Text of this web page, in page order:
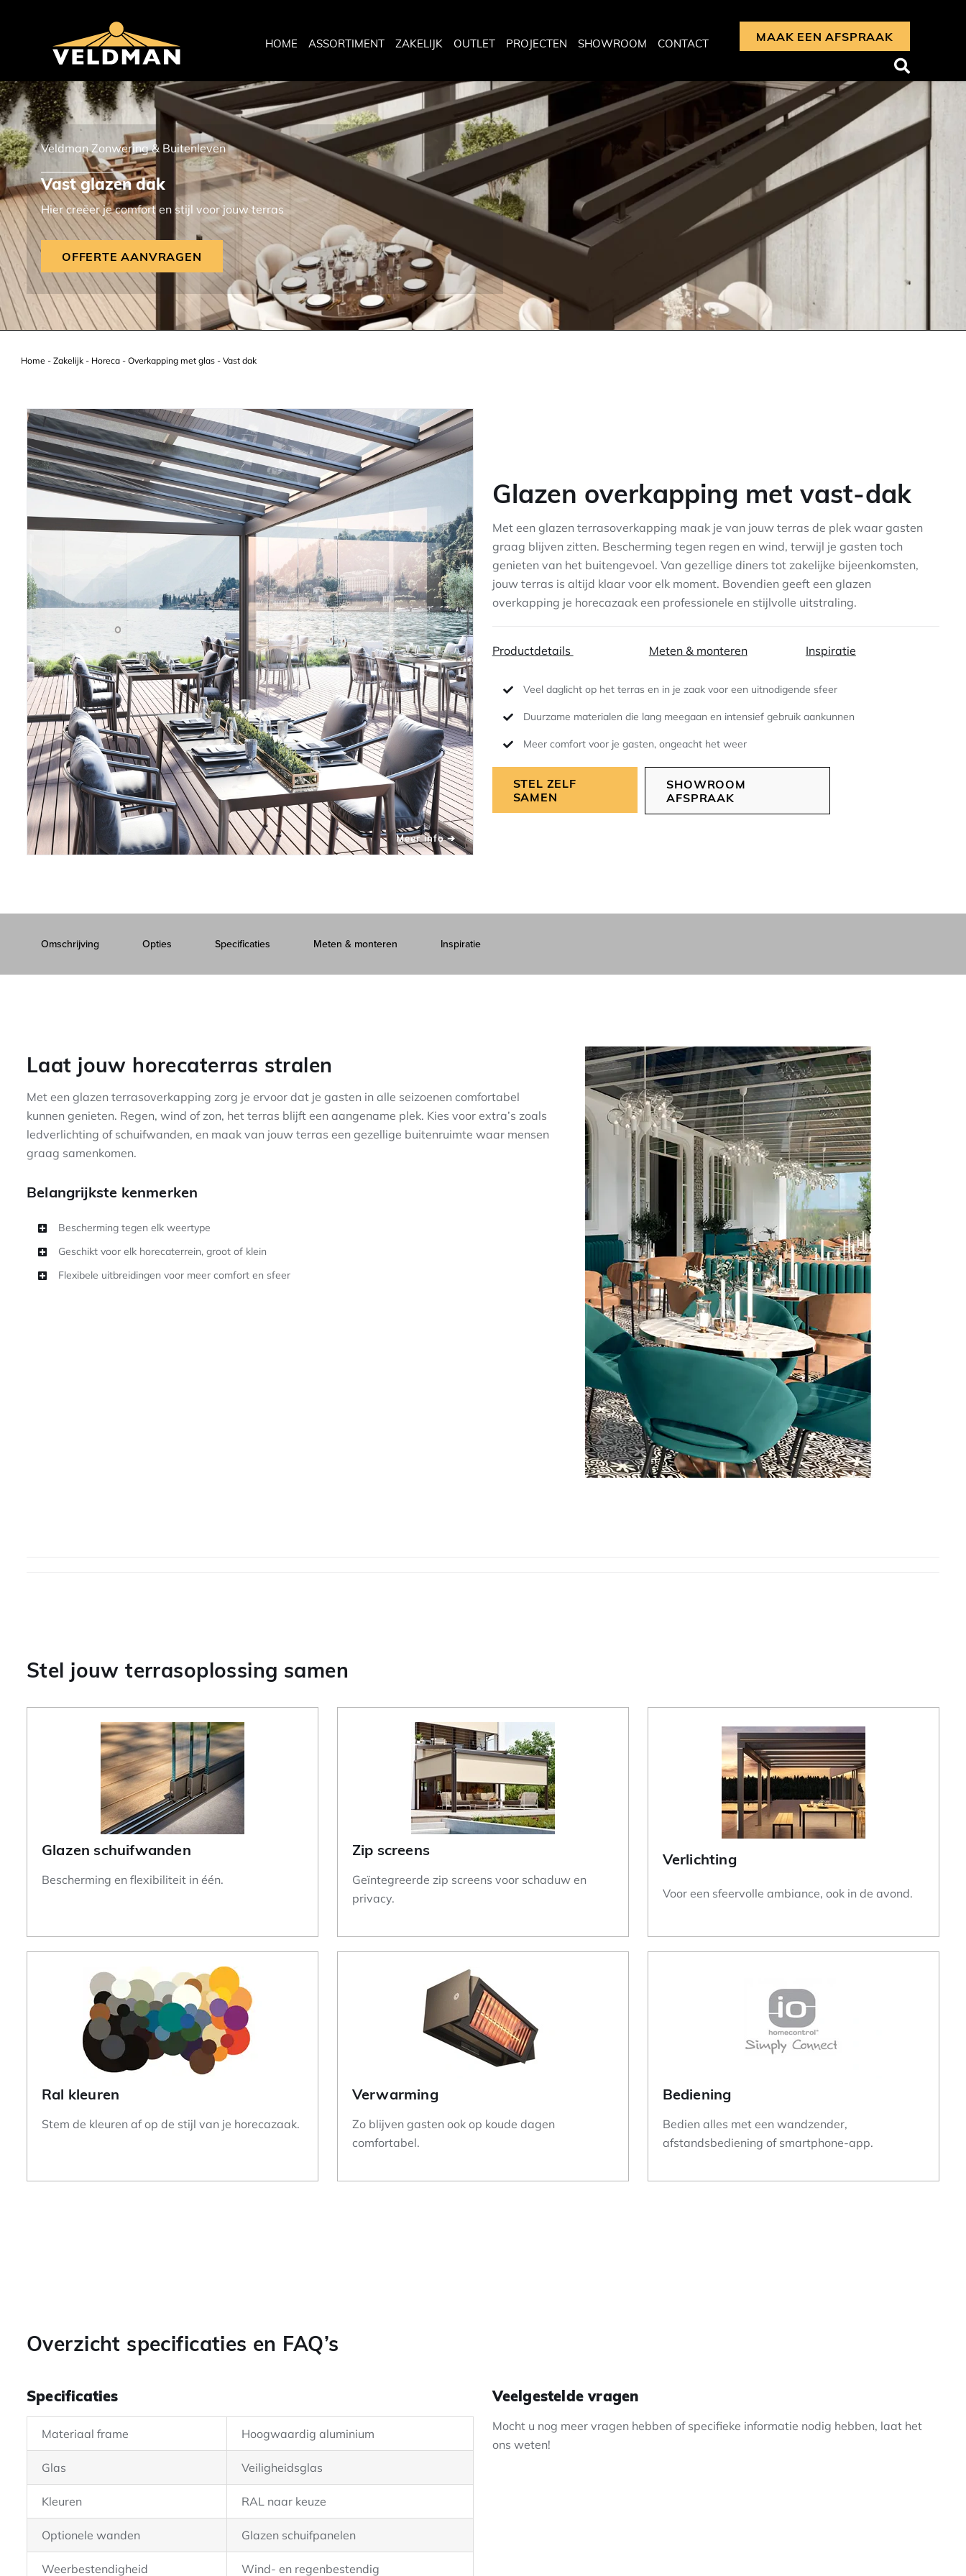
HOME ASSORTIMENT ZAKELIJK OUTLET PROJECTEN SHOWROOM CONTACT MAAK EEN AFSPRAAK
Veldman Zonwering & Buitenleven
Vast glazen dak
Hier creëer je comfort en stijl voor jouw terras
OFFERTE AANVRAGEN
Home -Zakelijk - Horeca -Overkapping met glas -Vast dak
Glazen overkapping met vast-dak
Met een glazen terrasoverkapping maak je van jouw terras de plek waar gasten
graag blijven zitten. Bescherming tegen regen en wind, terwijl je gasten toch
genieten van het buitengevoel. Van gezellige diners tot zakelijke bijeenkomsten,
jouw terras is altijd klaar voor elk moment. Bovendien geeft een glazen
overkapping je horecazaak een professionele en stijlvolle uitstraling.
Productdetails Meten & monteren Inspiratie
Veel daglicht op het terras en in je zaak voor een uitnodigende sfeer
Duurzame materialen die lang meegaan en intensief gebruik aankunnen
Meer comfort voor je gasten, ongeacht het weer
STEL ZELF
SAMEN
SHOWROOM
AFSPRAAK
Omschrijving Opties Specificaties Meten & monteren Inspiratie
Laat jouw horecaterras stralen
Met een glazen terrasoverkapping zorg je ervoor dat je gasten in alle seizoenen comfortabel
kunnen genieten. Regen, wind of zon, het terras blijft een aangename plek. Kies voor extra’s zoals
ledverlichting of schuifwanden, en maak van jouw terras een gezellige buitenruimte waar mensen
graag samenkomen.
Belangrijkste kenmerken
Bescherming tegen elk weertype
Geschikt voor elk horecaterrein, groot of klein
Flexibele uitbreidingen voor meer comfort en sfeer
Stel jouw terrasoplossing samen
Glazen schuifwanden
Bescherming en flexibiliteit in één.
Zip screens
Geïntegreerde zip screens voor schaduw en
privacy.
Verlichting
Voor een sfeervolle ambiance, ook in de avond.
Ral kleuren
Stem de kleuren af op de stijl van je horecazaak.
Verwarming
Zo blijven gasten ook op koude dagen
comfortabel.
Bediening
Bedien alles met een wandzender,
afstandsbediening of smartphone-app.
Overzicht specificaties en FAQ’s
Specificaties
Materiaal frame Hoogwaardig aluminium
Glas Veiligheidsglas
Kleuren RAL naar keuze
Optionele wanden Glazen schuifpanelen
Weerbestendigheid Wind- en regenbestendig
Veelgestelde vragen
Mocht u nog meer vragen hebben of specifieke informatie nodig hebben, laat het
ons weten!